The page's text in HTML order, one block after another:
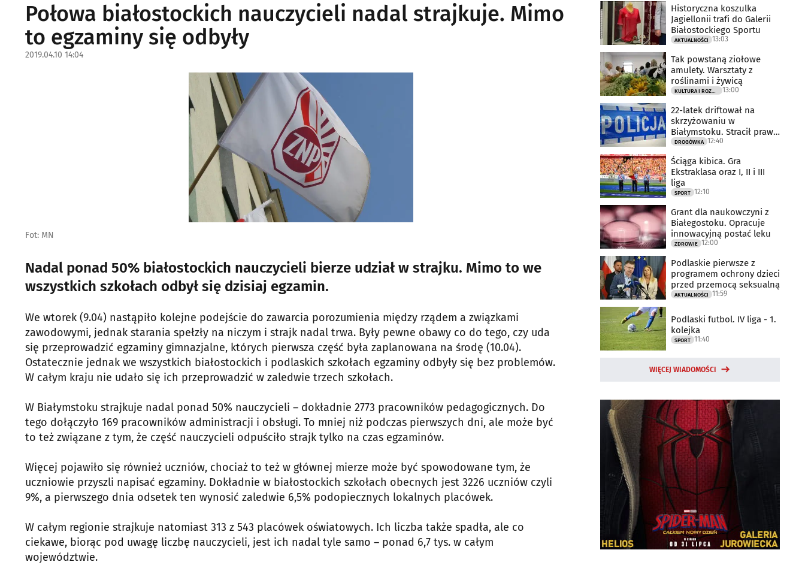
Połowa białostockich nauczycieli nadal strajkuje. Mimo
to egzaminy się odbyły
2019.04.10 14:04
Fot: MN
Nadal ponad 50% białostockich nauczycieli bierze udział w strajku. Mimo to we
wszystkich szkołach odbył się dzisiaj egzamin.
We wtorek (9.04) nastąpiło kolejne podejście do zawarcia porozumienia między rządem a związkami
zawodowymi, jednak starania spełzły na niczym i strajk nadal trwa. Były pewne obawy co do tego, czy uda
się przeprowadzić egzaminy gimnazjalne, których pierwsza część była zaplanowana na środę (10.04).
Ostatecznie jednak we wszystkich białostockich i podlaskich szkołach egzaminy odbyły się bez problemów.
W całym kraju nie udało się ich przeprowadzić w zaledwie trzech szkołach.
W Białymstoku strajkuje nadal ponad 50% nauczycieli – dokładnie 2773 pracowników pedagogicznych. Do
tego dołączyło 169 pracowników administracji i obsługi. To mniej niż podczas pierwszych dni, ale może być
to też związane z tym, że część nauczycieli odpuściło strajk tylko na czas egzaminów.
Więcej pojawiło się również uczniów, chociaż to też w głównej mierze może być spowodowane tym, że
uczniowie przyszli napisać egzaminy. Dokładnie w białostockich szkołach obecnych jest 3226 uczniów czyli
9%, a pierwszego dnia odsetek ten wynosić zaledwie 6,5% podopiecznych lokalnych placówek.
W całym regionie strajkuje natomiast 313 z 543 placówek oświatowych. Ich liczba także spadła, ale co
ciekawe, biorąc pod uwagę liczbę nauczycieli, jest ich nadal tyle samo – ponad 6,7 tys. w całym
województwie.
Historyczna koszulka
Jagiellonii trafi do Galerii
Białostockiego Sportu
AKTUALNOŚCI 13:03
Tak powstaną ziołowe
amulety. Warsztaty z
roślinami i żywicą
13:00
22-latek driftował na
skrzyżowaniu w
Białymstoku. Stracił prawo
jazdy
DROGÓWKA 12:40
Ściąga kibica. Gra
Ekstraklasa oraz I, II i III
liga
SPORT 12:10
Grant dla naukowczyni z
Białegostoku. Opracuje
innowacyjną postać leku
ZDROWIE 12:00
Podlaskie pierwsze z
programem ochrony dzieci
przed przemocą seksualną
AKTUALNOŚCI 11:59
Podlaski futbol. IV liga - 1.
kolejka
SPORT 11:40
WIĘCEJ WIADOMOŚCI